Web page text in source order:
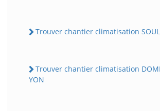
Trouver chantier climatisation
Trouver chantier climatisation
YON